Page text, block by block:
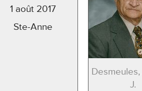
1 août 2017
Ste-Anne
J.